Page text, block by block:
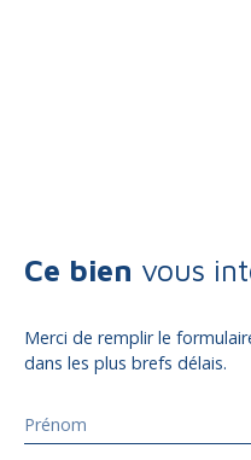
Ce bien vous
Merci de remplir le
dans les plus brefs délais.
Prénom